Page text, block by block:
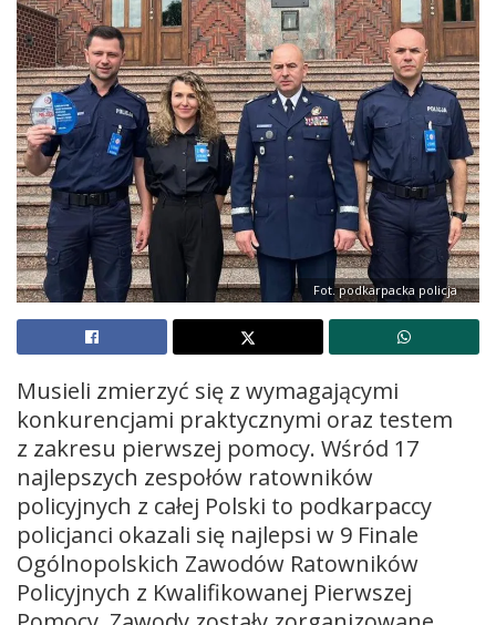
Fot. podkarpacka policja
Musieli zmierzyć się z wymagającymi
konkurencjami praktycznymi oraz testem
z zakresu pierwszej pomocy. Wśród 17
najlepszych zespołów ratowników
policyjnych z całej Polski to podkarpaccy
policjanci okazali się najlepsi w 9 Finale
Ogólnopolskich Zawodów Ratowników
Policyjnych z Kwalifikowanej Pierwszej